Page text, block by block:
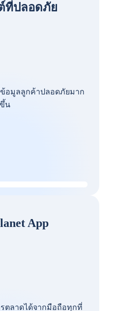
ที่ปลอดภัย
ข้อมูลลูกค้าปลอดภัยมาก
ขึ้น
App
ตลาดได้จากมือถือทุกที่